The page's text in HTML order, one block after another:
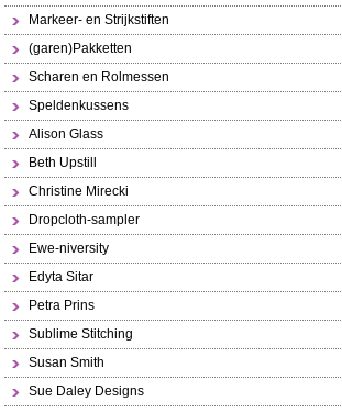
Markeer- en Strijkstiften
(garen)Pakketten
Scharen en Rolmessen
Speldenkussens
Alison Glass
Beth Upstill
Christine Mirecki
Dropcloth-sampler
Ewe-niversity
Edyta Sitar
Petra Prins
Sublime Stitching
Susan Smith
Sue Daley Designs